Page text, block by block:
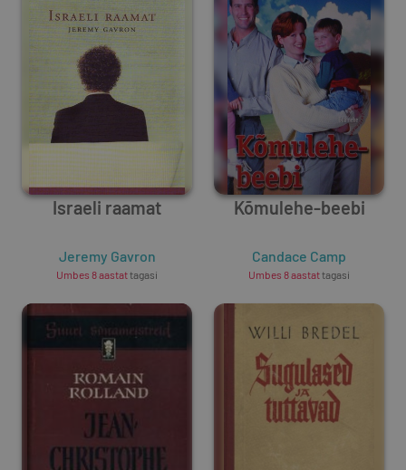
Israeli raamat
Jeremy Gavron
Umbes 8 aastattagasi
Kõmulehe-beebi
Candace Camp
Umbes 8 aastattagasi